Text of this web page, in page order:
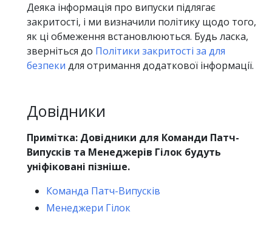
Деяка інформація про випуски підлягає
закритості, і ми визначили політику щодо того,
як ці обмеження встановлюються. Будь ласка,
зверніться до Політики закритості за для
безпеки для отримання додаткової інформації.
Довідники
Примітка: Довідники для Команди Патч-
Випусків та Менеджерів Гілок будуть
уніфіковані пізніше.
Команда Патч-Випусків
Менеджери Гілок